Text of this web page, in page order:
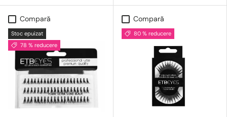
Compară
Stoc epuizat
78 % reducere
Compară
80 % reducere